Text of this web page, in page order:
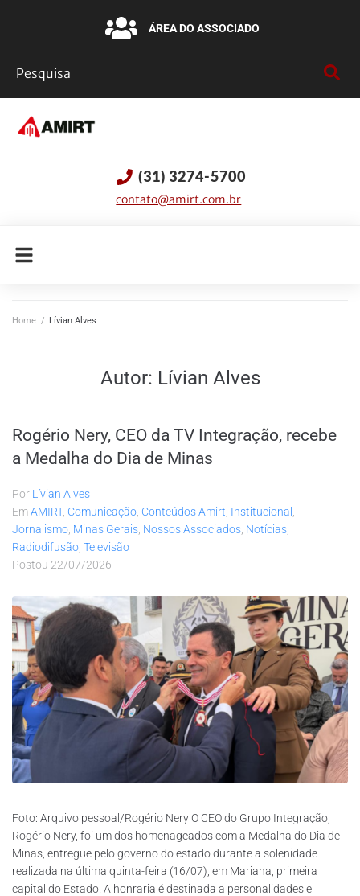
ÁREA DO ASSOCIADO
(31) 3274-5700
contato@amirt.com.br
Home / Lívian Alves
Autor: Lívian Alves
Rogério Nery, CEO da TV Integração, recebe
a Medalha do Dia de Minas
Por Lívian Alves
EmAMIRT, Comunicação Conteúdos Amirt Institucional
Jornalismo Minas Gerais Nossos Associados Notícias
Radiodifusão Televisão
Postou 22/07/2026
Foto: Arquivo pessoal/Rogério Nery O CEO do Grupo Integração,
Rogério Nery, foi um dos homenageados com a Medalha do Dia de
Minas, entregue pelo governo do estado durante a solenidade
realizada na última quinta-feira (16/07), em Mariana, primeira
capital do Estado. A honraria é destinada a personalidades e